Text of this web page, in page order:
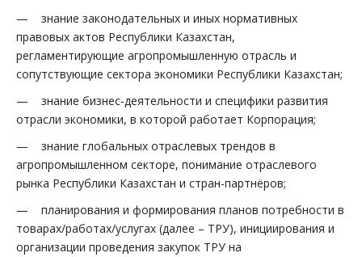
— знание законодательных и иных нормативных
правовых актов Республики Казахстан,
регламентирующие агропромышленную отрасль и
сопутствующие сектора экономики Республики Казахстан;
— знание бизнес-деятельности и специфики развития
отрасли экономики, в которой работает Корпорация;
— знание глобальных отраслевых трендов в
агропромышленном секторе, понимание отраслевого
рынка Республики Казахстан и стран-партнёров;
— планирования и формирования планов потребности в
товарах/работах/услугах (далее – ТРУ), инициирования и
организации проведения закупок ТРУ на